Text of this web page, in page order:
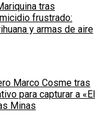
tras
frustrado:
y armas de aire
Marco Cosme tras
para capturar a «El
Minas